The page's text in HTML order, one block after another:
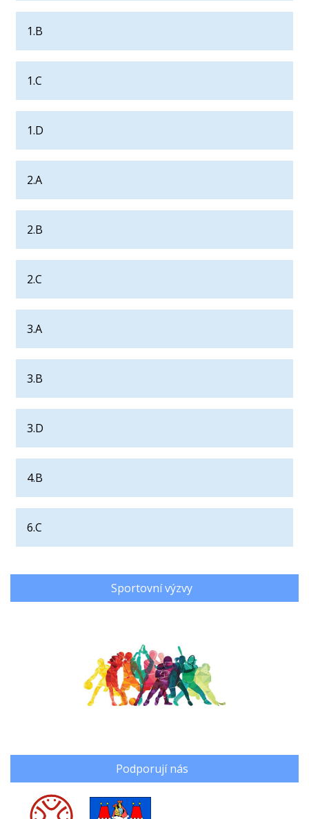
1.B
1.C
1.D
2.A
2.B
2.C
3.A
3.B
3.D
4.B
6.C
Sportovní výzvy
Podporují nás